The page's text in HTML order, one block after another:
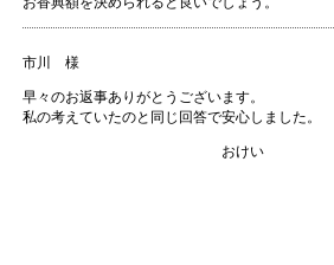
市川 様
早々のお返事ありがとうございます。
私の考えていたのと同じ回答で安心しました。
おけい